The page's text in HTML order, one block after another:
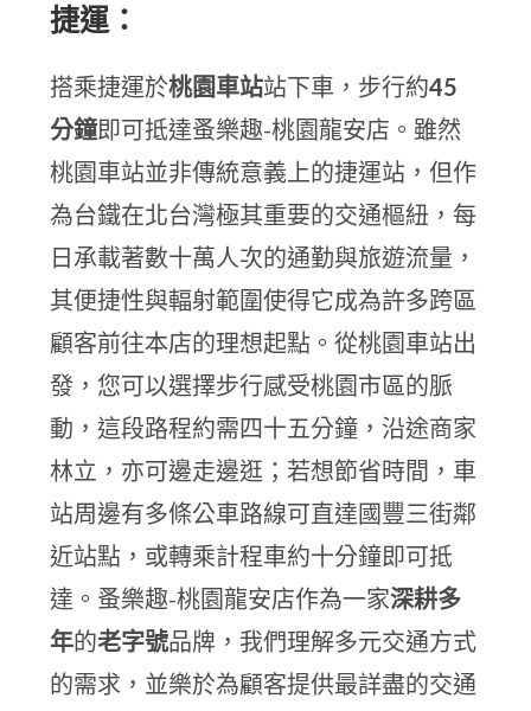
捷運：
搭乘捷運於桃園車站站下車，步行約45
分鐘即可抵達蚤樂趣-桃園龍安店。雖然
桃園車站並非傳統意義上的捷運站，但作
為台鐵在北台灣極其重要的交通樞紐，每
日承載著數十萬人次的通勤與旅遊流量，
其便捷性與輻射範圍使得它成為許多跨區
顧客前往本店的理想起點。從桃園車站出
發，您可以選擇步行感受桃園市區的脈
動，這段路程約需四十五分鐘，沿途商家
林立，亦可邊走邊逛；若想節省時間，車
站周邊有多條公車路線可直達國豐三街鄰
近站點，或轉乘計程車約十分鐘即可抵
達。蚤樂趣-桃園龍安店作為一家深耕多
年的老字號品牌，我們理解多元交通方式
的需求，並樂於為顧客提供最詳盡的交通